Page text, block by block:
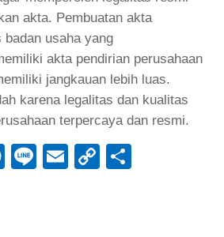
akta. Pembuatan akta
usaha yang
akta pendirian perusahaan
jangkauan lebih luas.
karena legalitas dan kualitas
terpercaya dan resmi.
WhatsApp
LineEmailCopy